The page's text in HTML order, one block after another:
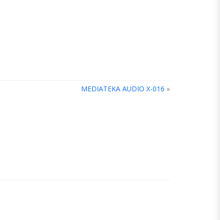
MEDIATEKA AUDIO X-016 »